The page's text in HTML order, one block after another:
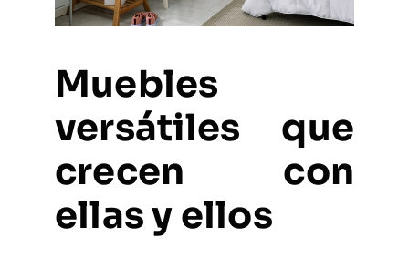
Muebles
versátiles que
crecen con
ellas y ellos